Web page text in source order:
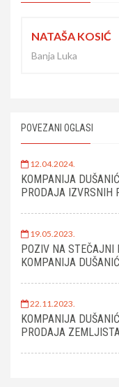
NATAŠA KOSIĆ
Banja Luka
POVEZANI OGLASI
12.04.2024.
KOMPANIJA
PRODAJA IZVRSNIH
19.05.2023.
POZIV NA STEČAJNI
KOMPANIJA
22.11.2023.
KOMPANIJA
PRODAJA